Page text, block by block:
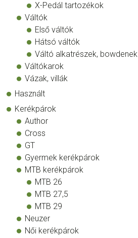
X-Pedál tartozékok
Váltók
Első váltók
Hátsó váltók
Váltó alkatrészek, bowdenek
Váltókarok
Vázak, villák
Használt
Kerékpárok
Author
Cross
GT
Gyermek kerékpárok
MTB kerékpárok
MTB 26
MTB 27,5
MTB 29
Neuzer
Női kerékpárok